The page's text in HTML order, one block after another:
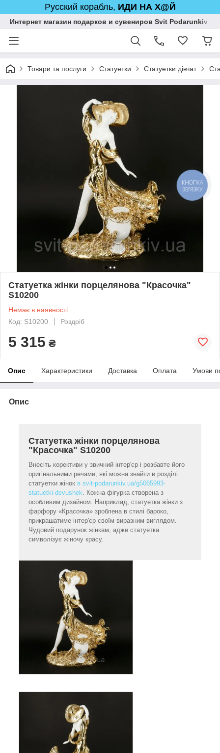
Русский корабль, ИДИ НА Х@Й
Интернет магазин подарков и сувениров Svit Podarunkiv
Товари та послуги Статуетки Статуетки дівчат
Статуетка жінки порцелянова "Красочка"
S10200
Немає в наявності
Код: S10200
Роздріб
5 315 ₴
Опис Характеристики Доставка Оплата Умови
Опис
Статуетка жінки порцелянова
"Красочка" S10200
Внесіть корективи у звичний інтер'єр і розбавте його
оригінальними речами, які можна знайти в розділі
статуетки жінок в svit-podarunkiv.ua/g5065993-
statuetki-devushek . Кожна фігурка створена з
особливим дизайном. Наприклад, статуетка жінки з
фарфору «Красочка» зроблена в стилі бароко,
прикрашатиме інтер'єр своїм виразним виглядом.
Чудовий подарунок жінкам, адже статуетка
символізує жіночу красу.
КНОПКА
ЗВ'ЯЗКУ